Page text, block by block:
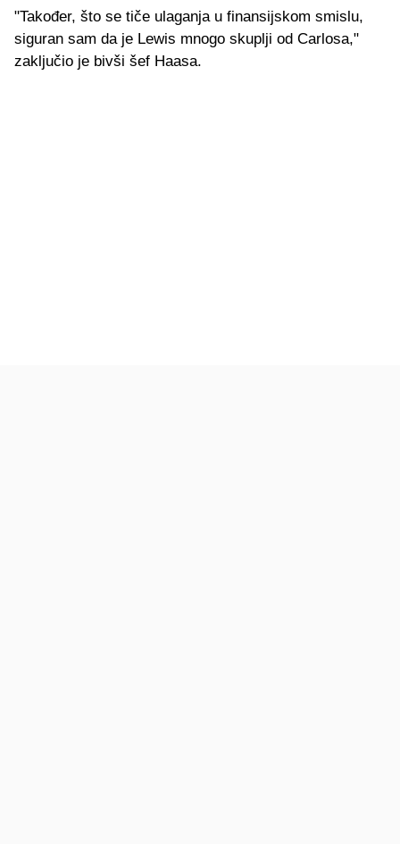
"Također, što se tiče ulaganja u finansijskom smislu,
siguran sam da je Lewis mnogo skuplji od Carlosa,"
zaključio je bivši šef Haasa.